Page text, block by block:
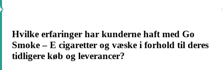
Hvilke erfaringer har kunderne haft med Go
Smoke – E cigaretter og væske i forhold til deres
tidligere køb og leverancer?